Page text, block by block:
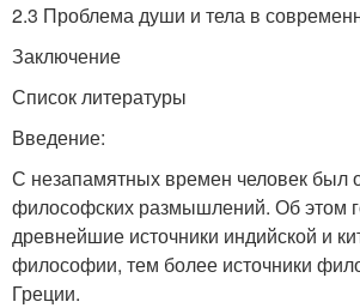
2.3 Проблема души и тела в
Заключение
Список литературы
Введение:
С незапамятных времен человек был
философских размышлений. Об этом
древнейшие источники индийской и
философии, тем более источники
Греции.